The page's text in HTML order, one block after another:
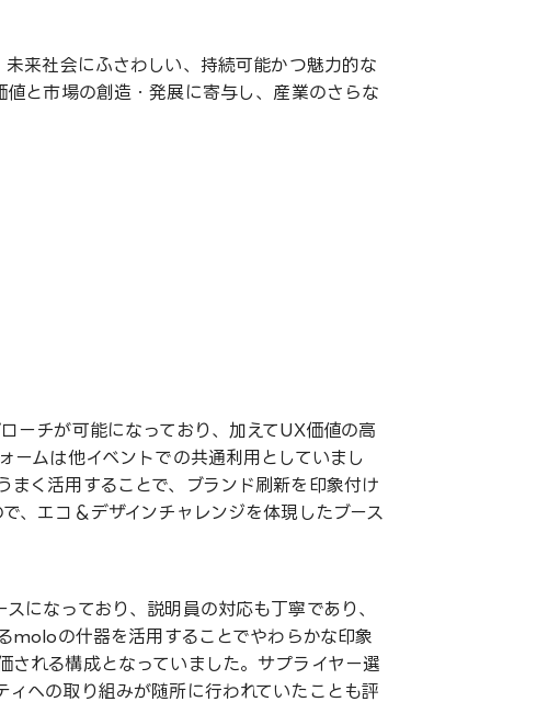
来社会にふさわしい、持続可能かつ魅力的な
と市場の創造・発展に寄与し、産業のさらな
ーチが可能になっており、加えてUX価値の高
ームは他イベントでの共通利用としていまし
く活用することで、ブランド刷新を印象付け
、エコ＆デザインチャレンジを体現したブース
になっており、説明員の対応も丁寧であり、
moloの什器を活用することでやわらかな印象
される構成となっていました。サプライヤー選
への取り組みが随所に行われていたことも評